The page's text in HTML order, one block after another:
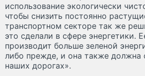
использование экологически
чтобы снизить постоянно
транспортном секторе так же
это сделали в сфере энергетики.
производит больше зеленой
либо прежде, и она также должна
наших дорогах».